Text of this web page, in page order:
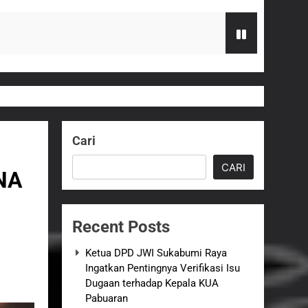
Rampung
Perkuat Penataan Pedagang
ASI adalah Investasi Peradaban dan
Cari
CARI
Recent Posts
Ketua DPD JWI Sukabumi Raya
Ingatkan Pentingnya Verifikasi Isu
Dugaan terhadap Kepala KUA
Pabuaran